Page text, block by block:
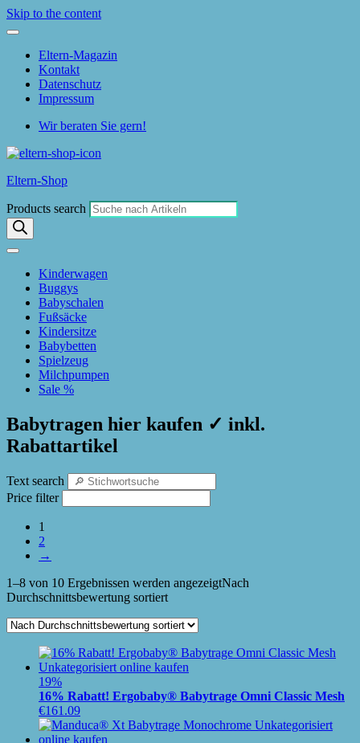
Skip to the content
Eltern-Magazin
Kontakt
Datenschutz
Impressum
Wir beraten Sie gern!
Eltern-Shop
Products search
Kinderwagen
Buggys
Babyschalen
Fußsäcke
Kindersitze
Babybetten
Spielzeug
Milchpumpen
Sale %
Babytragen hier kaufen ✓ inkl.
Rabattartikel
Text search
Price filter
1
2
→
1–8 von 10 Ergebnissen werden angezeigtNach
Durchschnittsbewertung sortiert
19%
16% Rabatt! Ergobaby® Babytrage Omni Classic Mesh
€161.09